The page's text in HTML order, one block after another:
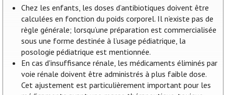
Chez les enfants, les doses d’antibiotiques doivent être
calculées en fonction du poids corporel. Il n’existe pas de
règle générale; lorsqu’une préparation est commercialisée
sous une forme destinée à l’usage pédiatrique, la
posologie pédiatrique est mentionnée.
En cas d'insuffisance rénale, les médicaments éliminés par
voie rénale doivent être administrés à plus faible dose.
Cet ajustement est particulièrement important pour les